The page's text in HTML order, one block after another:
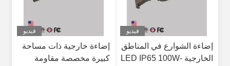
فيديو
إضاءة الشوارع في المناطق
الخارجية LED IP65 100W-
فيديو
إضاءة خارجية ذات مساحة
كبيرة مخصصة مقاومة